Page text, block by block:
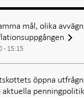
mål, olika
- 15:15
öppna
aktuella